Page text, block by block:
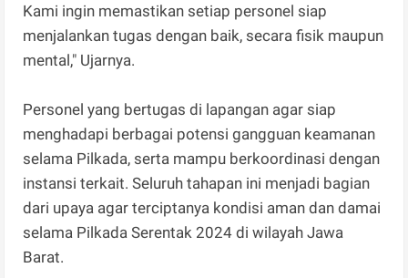
Kami ingin memastikan setiap personel siap
menjalankan tugas dengan baik, secara fisik maupun
mental," Ujarnya.
Personel yang bertugas di lapangan agar siap
menghadapi berbagai potensi gangguan keamanan
selama Pilkada, serta mampu berkoordinasi dengan
instansi terkait. Seluruh tahapan ini menjadi bagian
dari upaya agar terciptanya kondisi aman dan damai
selama Pilkada Serentak 2024 di wilayah Jawa
Barat.